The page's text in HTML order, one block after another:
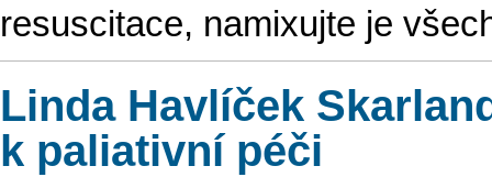
resuscitace, namixujte je
Linda Havlíček
k paliativní péči